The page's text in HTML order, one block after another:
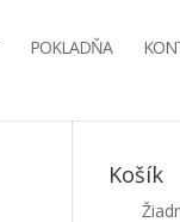
POKLADŇA
Košík